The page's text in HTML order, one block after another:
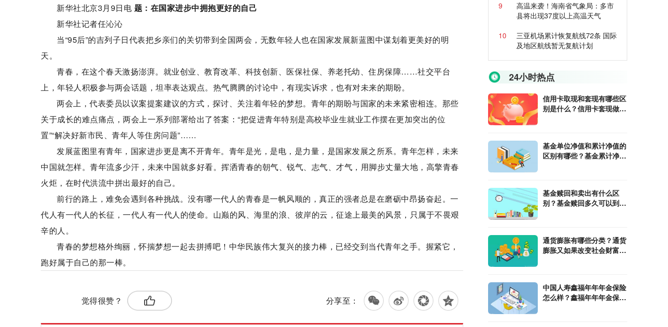
新华社北京3月9日电 题：在国家进步中拥抱更好的自己
新华社记者任沁沁
当“95后”的吉列子日代表把乡亲们的关切带到全国两会，无数年轻人也在国家发展新蓝图中谋划着更美好的明
天。
青春，在这个春天激扬澎湃。就业创业、教育改革、科技创新、医保社保、养老托幼、住房保障……社交平台
上，年轻人积极参与两会话题，坦率表达观点。热气腾腾的讨论中，有现实诉求，也有对未来的期盼。
两会上，代表委员以议案提案建议的方式，探讨、关注着年轻的梦想。青年的期盼与国家的未来紧密相连。那些
关于成长的难点痛点，两会上一系列部署给出了答案：“把促进青年特别是高校毕业生就业工作摆在更加突出的位
置”“解决好新市民、青年人等住房问题”……
发展蓝图里有青年，国家进步更是离不开青年。青年是光，是电，是力量，是国家发展之所系。青年怎样，未来
中国就怎样。青年流多少汗，未来中国就多好看。挥洒青春的朝气、锐气、志气、才气，用脚步丈量大地，高擎青春
火炬，在时代洪流中拼出最好的自己。
前行的路上，难免会遇到各种挑战。没有哪一代人的青春是一帆风顺的，真正的强者总是在磨砺中昂扬奋起。一
代人有一代人的长征，一代人有一代人的使命。山巅的风、海里的浪、彼岸的云，征途上最美的风景，只属于不畏艰
辛的人。
青春的梦想格外绚丽，怀揣梦想一起去拼搏吧！中华民族伟大复兴的接力棒，已经交到当代青年之手。握紧它，
跑好属于自己的那一棒。
觉得很赞？
分享至：
9
高温来袭！海南省气象局：多市
县将出现37度以上高温天气
10
三亚机场累计恢复航线72条 国际
及地区航线暂无复航计划
24小时热点
信用卡取现和套现有哪些区
别是什么？信用卡套现做投
基金单位净值和累计净值的
区别有哪些？基金累计净值
基金赎回和卖出有什么区
别？基金赎回多久可以到
通货膨胀有哪些分类？通货
膨胀又如果改变社会财富的
中国人寿鑫福年年年金保险
怎么样？​鑫福年年年金保险